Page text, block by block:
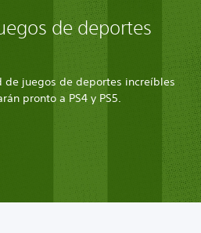
de deportes
de juegos de deportes increíbles
pronto a PS4 y PS5.